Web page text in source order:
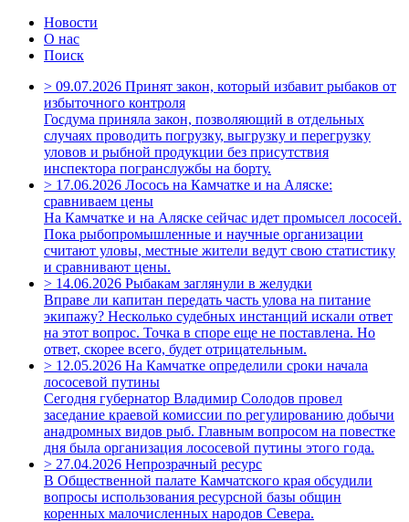
Новости
О нас
Поиск
> 09.07.2026 Принят закон, который избавит рыбаков от
избыточного контроля
Госдума приняла закон, позволяющий в отдельных
случаях проводить погрузку, выгрузку и перегрузку
уловов и рыбной продукции без присутствия
инспектора погранслужбы на борту.
> 17.06.2026 Лосось на Камчатке и на Аляске:
сравниваем цены
На Камчатке и на Аляске сейчас идет промысел лососей.
Пока рыбопромышленные и научные организации
считают уловы, местные жители ведут свою статистику
и сравнивают цены.
> 14.06.2026 Рыбакам заглянули в желудки
Вправе ли капитан передать часть улова на питание
экипажу? Несколько судебных инстанций искали ответ
на этот вопрос. Точка в споре еще не поставлена. Но
ответ, скорее всего, будет отрицательным.
> 12.05.2026 На Камчатке определили сроки начала
лососевой путины
Сегодня губернатор Владимир Солодов провел
заседание краевой комиссии по регулированию добычи
анадромных видов рыб. Главным вопросом на повестке
дня была организация лососевой путины этого года.
> 27.04.2026 Непрозрачный ресурс
В Общественной палате Камчатского края обсудили
вопросы использования ресурсной базы общин
коренных малочисленных народов Севера.